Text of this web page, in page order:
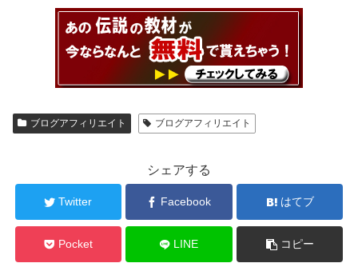
ブログアフィリエイト ブログアフィリエイト
シェアする
Twitter Facebook はてブ
Pocket LINE コピー